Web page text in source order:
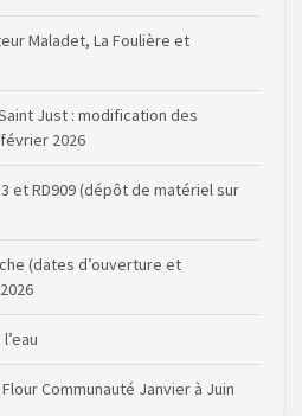
Just : modification des
2026
et RD909 (dépôt de matériel sur
(dates d’ouverture et
Communauté Janvier à Juin
passant sur la commune